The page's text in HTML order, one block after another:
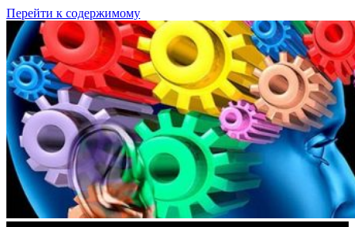
Перейти к содержимому